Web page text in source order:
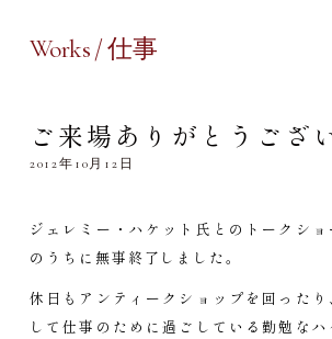
Works / 仕事
ご来場ありがとうござ
2012年10月12日
ジェレミー・ハケット氏とのトークシ
のうちに無事終了しました。
休日もアンティークショップを回ったり
して仕事のために過ごしている勤勉なハ